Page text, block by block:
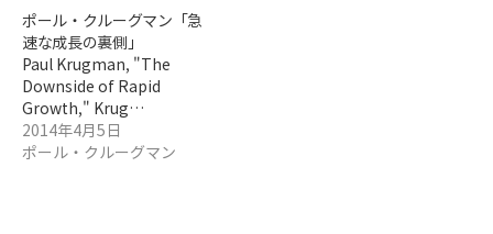
ポール・クルーグマン「急
速な成長の裏側」
Paul Krugman, "The
Downside of Rapid
Growth," Krug…
2014年4月5日
ポール・クルーグマン